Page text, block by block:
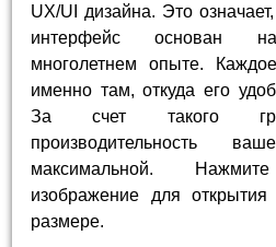
UX/UI дизайна. Это
интерфейс основан на
многолетнем опыте.
именно там, откуда его
За счет такого
производительность
максимальной.
изображение для
размере.